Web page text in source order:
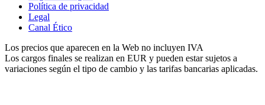
Política de privacidad
Legal
Canal Ético
Los precios que aparecen en la Web no incluyen IVA
Los cargos finales se realizan en EUR y pueden estar sujetos a
variaciones según el tipo de cambio y las tarifas bancarias aplicadas.